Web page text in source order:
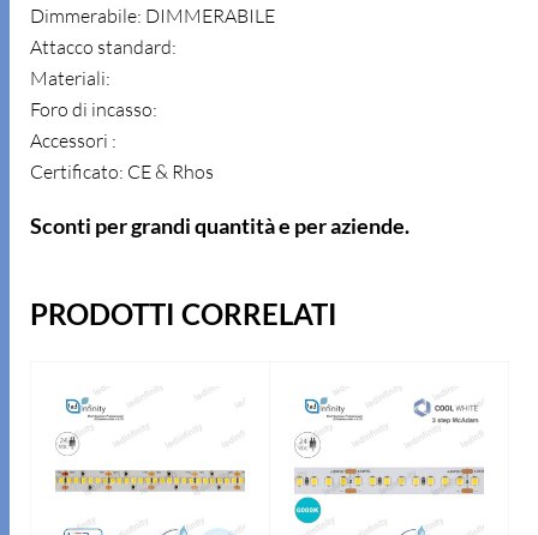
Dimmerabile: DIMMERABILE
Attacco standard:
Materiali:
Foro di incasso:
Accessori :
Certificato: CE & Rhos
Sconti per grandi quantità e per aziende.
PRODOTTI CORRELATI